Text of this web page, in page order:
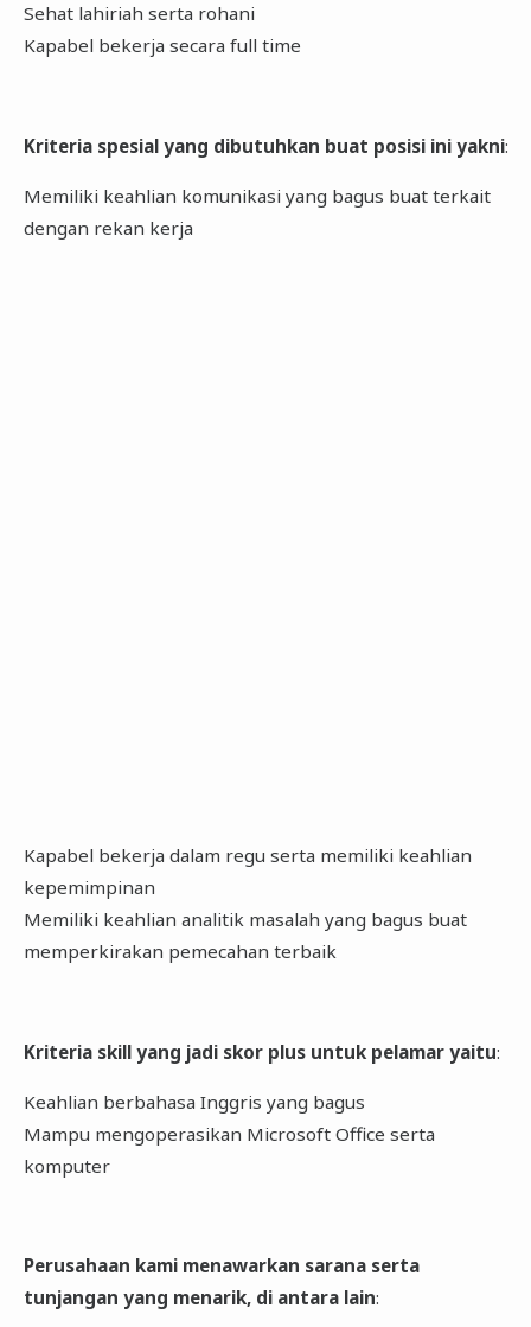
Sehat lahiriah serta rohani
Kapabel bekerja secara full time
Kriteria spesial yang dibutuhkan buat posisi ini yakni:
Memiliki keahlian komunikasi yang bagus buat terkait
dengan rekan kerja
Kapabel bekerja dalam regu serta memiliki keahlian
kepemimpinan
Memiliki keahlian analitik masalah yang bagus buat
memperkirakan pemecahan terbaik
Kriteria skill yang jadi skor plus untuk pelamar yaitu:
Keahlian berbahasa Inggris yang bagus
Mampu mengoperasikan Microsoft Office serta
komputer
Perusahaan kami menawarkan sarana serta
tunjangan yang menarik, di antara lain: